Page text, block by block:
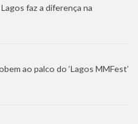
faz a diferença na
ao palco do ‘Lagos MMFest’